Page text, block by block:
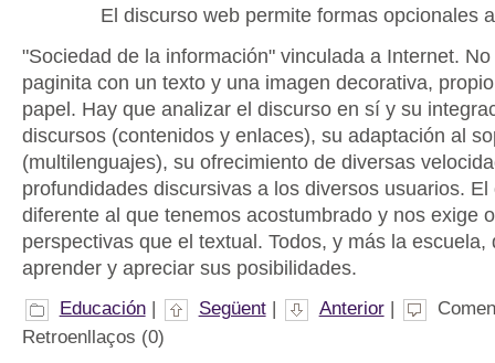
El discurso web permite formas opcionales
"Sociedad de la información" vinculada a Internet.
paginita con un texto y una imagen decorativa,
papel. Hay que analizar el discurso en sí y su
discursos (contenidos y enlaces), su adaptación al
(multilenguajes), su ofrecimiento de diversas
profundidades discursivas a los diversos usuarios.
diferente al que tenemos acostumbrado y nos exige
perspectivas que el textual. Todos, y más la escuela,
aprender y apreciar sus posibilidades.
Educación| Següent| Anterior|
Retroenllaços (0)